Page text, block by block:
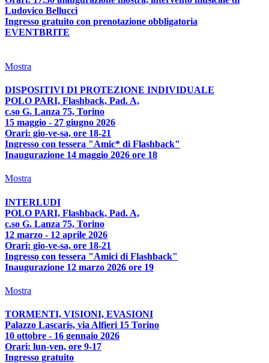
Ludovico Bellucci
Ingresso gratuito con prenotazione obbligatoria
EVENTBRITE
Mostra
DISPOSITIVI DI PROTEZIONE INDIVIDUALE
POLO PARI, Flashback, Pad. A,
c.so G. Lanza 75, Torino
15 maggio - 27 giugno 2026
Orari: gio-ve-sa, ore 18-21
Ingresso con tessera "Amic* di Flashback"
Inaugurazione 14 maggio 2026 ore 18
Mostra
INTERLUDI
POLO PARI, Flashback, Pad. A,
c.so G. Lanza 75, Torino
12 marzo - 12 aprile 2026
Orari: gio-ve-sa, ore 18-21
Ingresso con tessera "Amici di Flashback"
Inaugurazione 12 marzo 2026 ore 19
Mostra
TORMENTI, VISIONI, EVASIONI
Palazzo Lascaris, via Alfieri 15 Torino
10 ottobre - 16 gennaio 2026
Orari: lun-ven, ore 9-17
Ingresso gratuito